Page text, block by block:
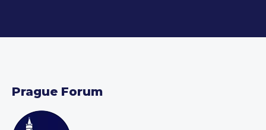
Prague Forum